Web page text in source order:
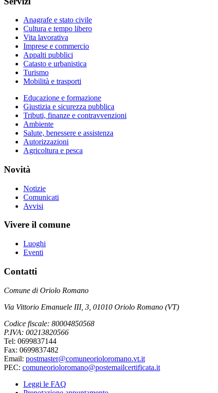
Anagrafe e stato civile
Cultura e tempo libero
Vita lavorativa
Imprese e commercio
Appalti pubblici
Catasto e urbanistica
Turismo
Mobilità e trasporti
Educazione e formazione
Giustizia e sicurezza pubblica
Tributi, finanze e contravvenzioni
Ambiente
Salute, benessere e assistenza
Autorizzazioni
Agricoltura e pesca
Novità
Notizie
Comunicati
Avvisi
Vivere il comune
Luoghi
Eventi
Contatti
Comune di Oriolo Romano
Via Vittorio Emanuele III, 3, 01010 Oriolo Romano (VT)
Codice fiscale: 80004850568
P.IVA: 00213820566
Tel: 0699837144
Fax: 0699837482
Email: postmaster@comuneorioloromano.vt.it
PEC: comuneorioloromano@postemailcertificata.it
Leggi le FAQ